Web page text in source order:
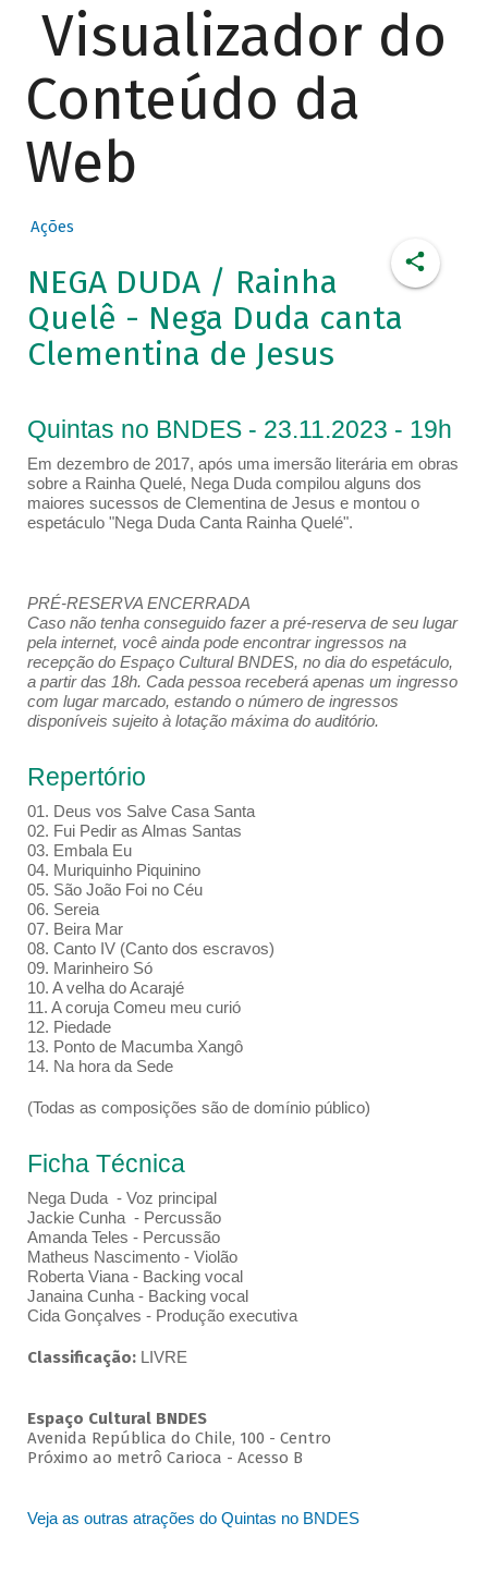
Visualizador do
Conteúdo da
Web
Ações
NEGA DUDA / Rainha
Quelê - Nega Duda canta
Clementina de Jesus
Quintas no BNDES - 23.11.2023 - 19h
Em dezembro de 2017, após uma imersão literária em obras
sobre a Rainha Quelé, Nega Duda compilou alguns dos
maiores sucessos de Clementina de Jesus e montou o
espetáculo "Nega Duda Canta Rainha Quelé".
PRÉ-RESERVA ENCERRADA
Caso não tenha conseguido fazer a pré-reserva de seu lugar
pela internet, você ainda pode encontrar ingressos na
recepção do Espaço Cultural BNDES, no dia do espetáculo,
a partir das 18h. Cada pessoa receberá apenas um ingresso
com lugar marcado, estando o número de ingressos
disponíveis sujeito à lotação máxima do auditório.
Repertório
01. Deus vos Salve Casa Santa
02. Fui Pedir as Almas Santas
03. Embala Eu
04. Muriquinho Piquinino
05. São João Foi no Céu
06. Sereia
07. Beira Mar
08. Canto IV (Canto dos escravos)
09. Marinheiro Só
10. A velha do Acarajé
11. A coruja Comeu meu curió
12. Piedade
13. Ponto de Macumba Xangô
14. Na hora da Sede
(Todas as composições são de domínio público)
Ficha Técnica
Nega Duda - Voz principal
Jackie Cunha - Percussão
Amanda Teles - Percussão
Matheus Nascimento - Violão
Roberta Viana - Backing vocal
Janaina Cunha - Backing vocal
Cida Gonçalves - Produção executiva
Classificação: LIVRE
Espaço Cultural BNDES
Avenida República do Chile, 100 - Centro
Próximo ao metrô Carioca - Acesso B
Veja as outras atrações do Quintas no BNDES